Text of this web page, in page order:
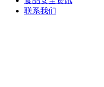
联系我们